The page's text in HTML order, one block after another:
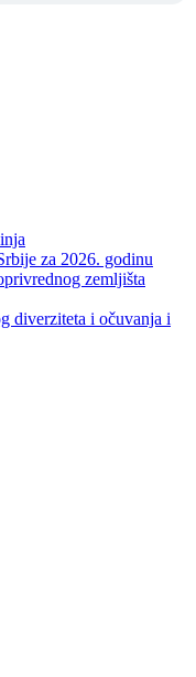
za 2026. godinu
zemljišta
diverziteta i očuvanja i